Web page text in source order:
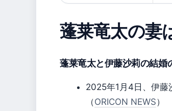
蓬莱竜太の妻
蓬莱竜太と伊藤沙莉の結婚
2025年1月4日、伊
（ORICON NEWS）